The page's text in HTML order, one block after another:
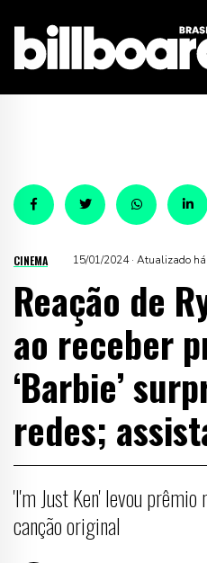
CINEMA 15/01/2024 · Atualizado
Reação de
ao receber
‘Barbie’
redes;
'I'm Just Ken' levou
canção original